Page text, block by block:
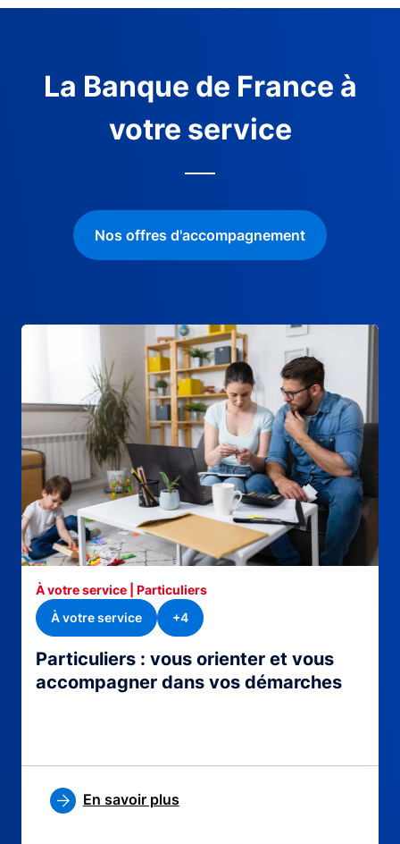
La Banque de France à
votre service
Nos offres d'accompagnement
Particuliers : vous orienter et vous
accompagner dans vos démarches
À votre service | Particuliers
À votre service
+4
En savoir plus